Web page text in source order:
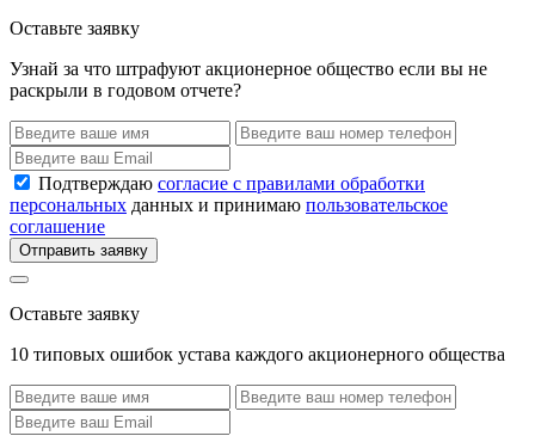
Оставьте заявку
Узнай за что штрафуют акционерное общество если вы не
раскрыли в годовом отчете?
Подтверждаю согласие с правилами обработки
персональных данных и принимаю пользовательское
соглашение
Отправить заявку
Оставьте заявку
10 типовых ошибок устава каждого акционерного общества